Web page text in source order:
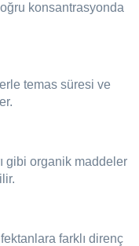
konsantrasyonda
temas süresi ve
gibi organik maddeler
farklı direnç